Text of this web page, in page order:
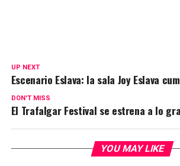
UP NEXT
Escenario Eslava: la sala Joy Eslava
DON'T MISS
El Trafalgar Festival se estrena a lo
YOU MAY LIKE